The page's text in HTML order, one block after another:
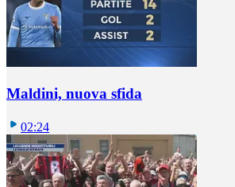
Maldini, nuova sfida
02:24